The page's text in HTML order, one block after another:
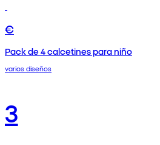
€
Pack de 4 calcetines para niño
varios diseños
3